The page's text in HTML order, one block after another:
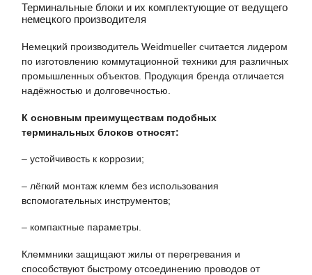
Терминальные блоки и их комплектующие от ведущего
немецкого производителя
Немецкий производитель Weidmueller считается лидером
по изготовлению коммутационной техники для различных
промышленных объектов. Продукция бренда отличается
надёжностью и долговечностью.
К основным преимуществам подобных
терминальных блоков относят:
– устойчивость к коррозии;
– лёгкий монтаж клемм без использования
вспомогательных инструментов;
– компактные параметры.
Клеммники защищают жилы от перегревания и
способствуют быстрому отсоединению проводов от